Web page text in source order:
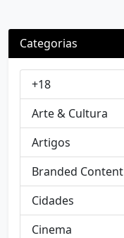
Categorias
+18
Arte & Cultura
Artigos
Branded Content
Cidades
Cinema